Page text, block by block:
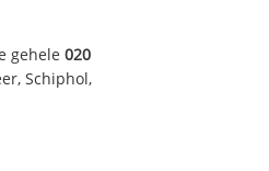
gehele 020
Schiphol,